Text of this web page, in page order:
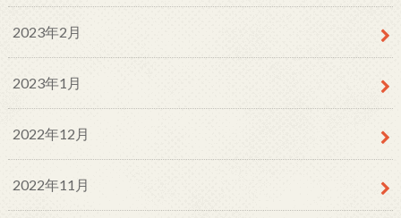
2023年2月
2023年1月
2022年12月
2022年11月